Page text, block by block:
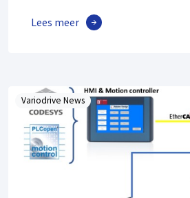
Lees meer
Variodrive News